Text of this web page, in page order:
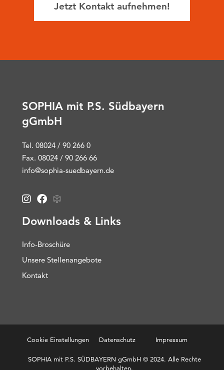
Jetzt Kontakt aufnehmen!
SOPHIA mit P.S. Südbayern
gGmbH
Tel. 08024 / 90 266 0
Fax. 08024 / 90 266 66
info@sophia-suedbayern.de
Downloads & Links
Info-Broschüre
Unsere Stellenangebote
Kontakt
SOPHIA mit P.S. SÜDBAYERN gGmbH © 2024. Alle Rechte
vorbehalten.
Cookie Einstellungen Datenschutz Impressum